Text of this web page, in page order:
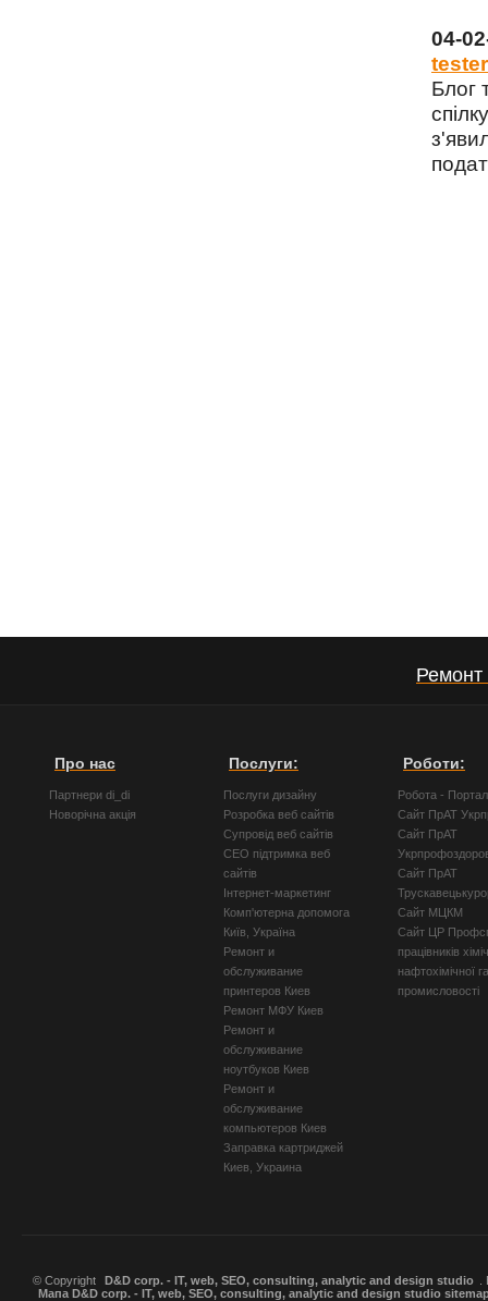
04-
tester
Блог
Ремонт
Про нас
Партнери di_di
Новорічна акція
Послуги:
Послуги дизайну
Розробка веб сайтів
Супровід веб сайтів
СЕО підтримка веб
сайтів
Інтернет-маркетинг
Комп'ютерна допомога
Київ, Україна
Ремонт и
обслуживание
принтеров Киев
Ремонт МФУ Киев
Ремонт и
обслуживание
ноутбуков Киев
Ремонт и
обслуживание
компьютеров Киев
Заправка картриджей
Киев, Украина
Роботи:
Робота -
Сайт ПрАТ
Сайт ПрАТ
Сайт ПрАТ
Сайт МЦКМ
Сайт ЦР
працівників
нафтохімічної
промисловості
© Copyright D&D corp. - IT, web, SEO, consulting, analytic and design studio
Мапа D&D corp. - IT, web, SEO, consulting, analytic and design studio